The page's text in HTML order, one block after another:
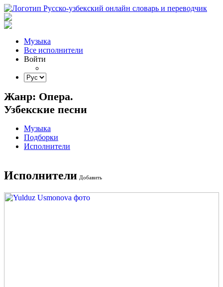
Музыка
Все исполнители
Войти
Жанр: Опера.
Узбекские песни
Музыка
Подборки
Исполнители
Исполнители Добавить